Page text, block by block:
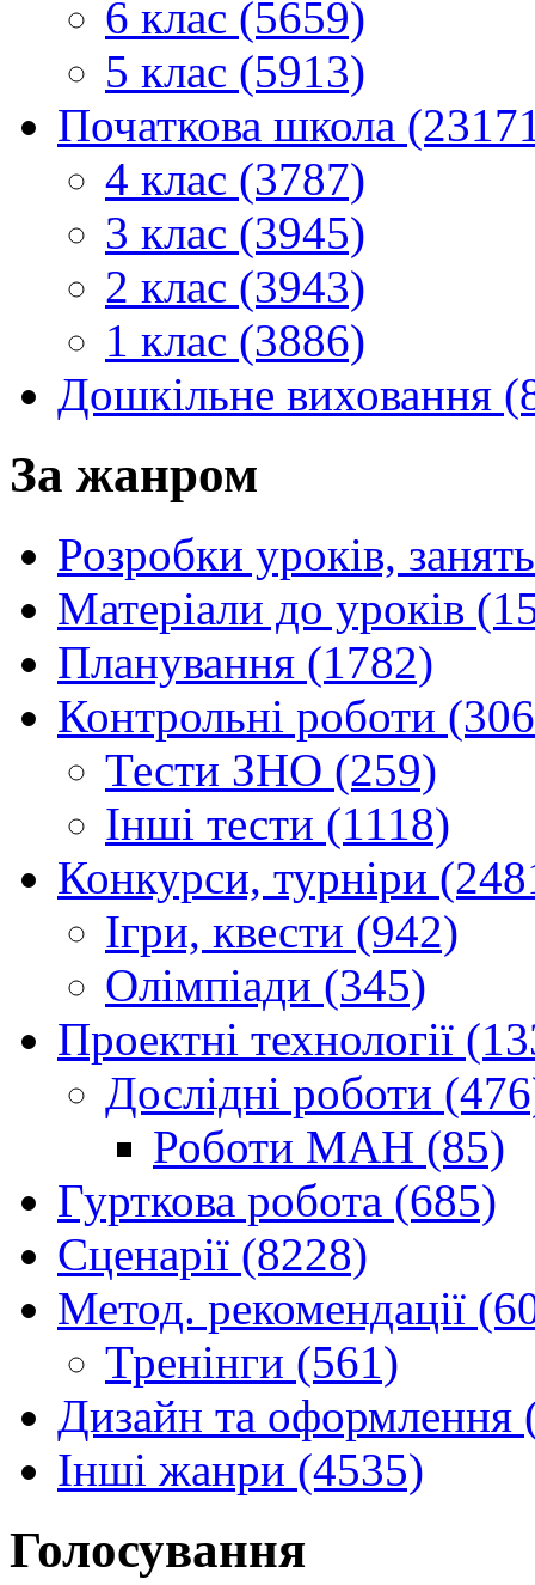
6 клас (5659)
5 клас (5913)
Початкова школа
4 клас (3787)
3 клас (3945)
2 клас (3943)
1 клас (3886)
Дошкільне виховання
За жанром
Розробки уроків,
Матеріали до уроків
Планування (1782)
Контрольні роботи
Тести ЗНО (259)
Інші тести (1118)
Конкурси, турніри
Ігри, квести (942)
Олімпіади (345)
Проектні технології
Дослідні роботи
Роботи МАН (85)
Гурткова робота (685)
Сценарії (8228)
Метод. рекомендації
Тренінги (561)
Дизайн та оформлення
Інші жанри (4535)
Голосування